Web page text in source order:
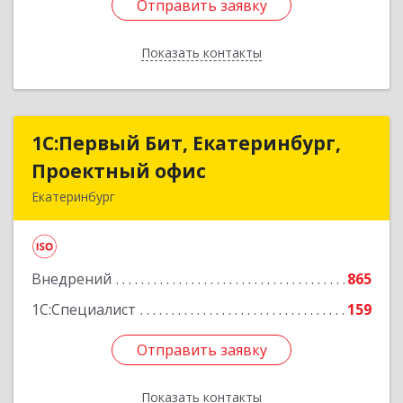
Отправить заявку
Показать контакты
Отправить заявку
Назад
1С:Первый Бит, Екатеринбург,
Проектный офис
Екатеринбург
Внедрений
865
1С:Специалист
159
Отправить заявку
Показать контакты
1С:Первый Бит, Екатеринбург,
Проектный офис
Подробнее
Отправить заявку
Назад